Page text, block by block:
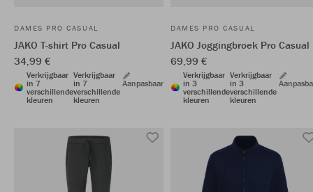
DAMES PRO CASUAL
JAKO T-shirt Pro Casual
34,99 €
Verkrijgbaar
in 7
verschillende
kleuren
Verkrijgbaar
in 7
verschillende
kleuren
Aanpasbaar
DAMES PRO CASUAL
JAKO Joggingbroek Pro Casual
69,99 €
Verkrijgbaar
in 3
verschillende
kleuren
Verkrijgbaar
in 3
verschillende
kleuren